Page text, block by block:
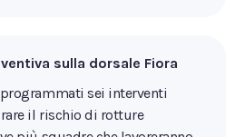
sulla dorsale Fiora
sei interventi
il rischio di rotture